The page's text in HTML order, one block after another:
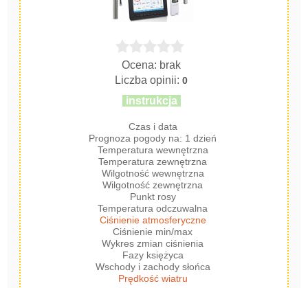
Ocena: brak
Liczba opinii:0
instrukcja
Czas i data
Prognoza pogody na: 1 dzień
Temperatura wewnętrzna
Temperatura zewnętrzna
Wilgotność wewnętrzna
Wilgotność zewnętrzna
Punkt rosy
Temperatura odczuwalna
Ciśnienie atmosferyczne
Ciśnienie min/max
Wykres zmian ciśnienia
Fazy księżyca
Wschody i zachody słońca
Prędkość wiatru